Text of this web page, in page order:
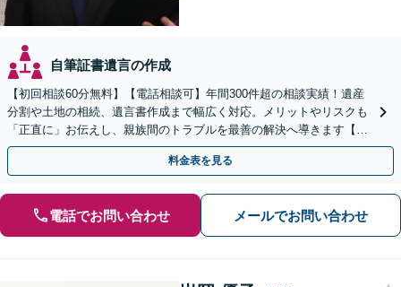
自筆証書遺言の作成
【初回相談60分無料】【電話相談可】年間300件超の相談実績！遺産
分割や土地の相続、遺言書作成まで幅広く対応。メリットやリスクも
「正直に」お伝えし、親族間のトラブルを最善の解決へ導きます【法
テラス利用可】
料金表を見る
電話でお問い合わせ メールでお問い合わせ